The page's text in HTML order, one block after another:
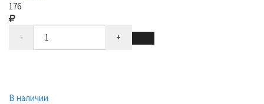
176
- +
В наличии